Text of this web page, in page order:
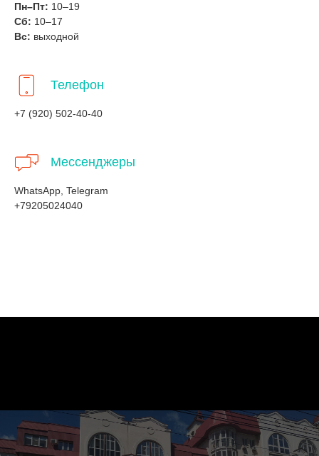
Пн–Пт: 10–19
Сб: 10–17
Вс: выходной
Телефон
+7 (920) 502-40-40
Мессенджеры
WhatsApp, Telegram
+79205024040